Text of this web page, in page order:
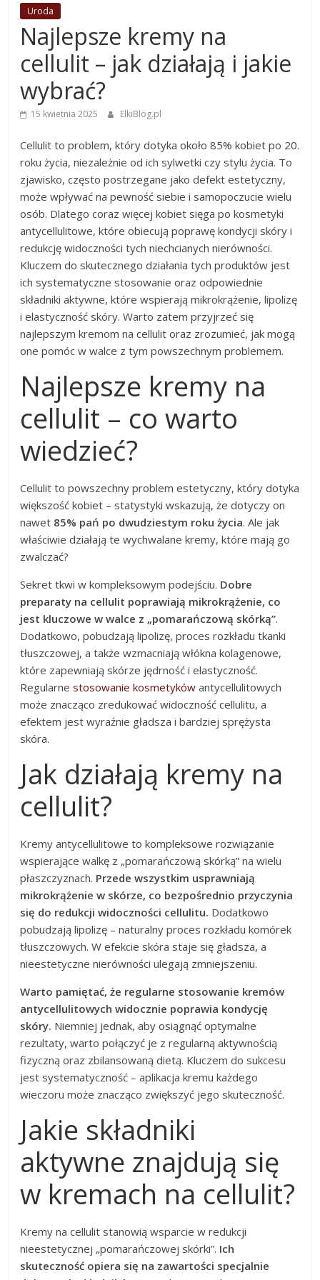
Uroda
Najlepsze kremy na
cellulit – jak działają i jakie
wybrać?
15 kwietnia 2025 ElkiBlog.pl
Cellulit to problem, który dotyka około 85% kobiet po 20.
roku życia, niezależnie od ich sylwetki czy stylu życia. To
zjawisko, często postrzegane jako defekt estetyczny,
może wpływać na pewność siebie i samopoczucie wielu
osób. Dlatego coraz więcej kobiet sięga po kosmetyki
antycellulitowe, które obiecują poprawę kondycji skóry i
redukcję widoczności tych niechcianych nierówności.
Kluczem do skutecznego działania tych produktów jest
ich systematyczne stosowanie oraz odpowiednie
składniki aktywne, które wspierają mikrokrążenie, lipolizę
i elastyczność skóry. Warto zatem przyjrzeć się
najlepszym kremom na cellulit oraz zrozumieć, jak mogą
one pomóc w walce z tym powszechnym problemem.
Najlepsze kremy na
cellulit – co warto
wiedzieć?
Cellulit to powszechny problem estetyczny, który dotyka
większość kobiet – statystyki wskazują, że dotyczy on
nawet 85% pań po dwudziestym roku życia. Ale jak
właściwie działają te wychwalane kremy, które mają go
zwalczać?
Sekret tkwi w kompleksowym podejściu. Dobre
preparaty na cellulit poprawiają mikrokrążenie, co
jest kluczowe w walce z „pomarańczową skórką”.
Dodatkowo, pobudzają lipolizę, proces rozkładu tkanki
tłuszczowej, a także wzmacniają włókna kolagenowe,
które zapewniają skórze jędrność i elastyczność.
Regularnestosowanie kosmetyków antycellulitowych
może znacząco zredukować widoczność cellulitu, a
efektem jest wyraźnie gładsza i bardziej sprężysta
skóra.
Jak działają kremy na
cellulit?
Kremy antycellulitowe to kompleksowe rozwiązanie
wspierające walkę z „pomarańczową skórką” na wielu
płaszczyznach. Przede wszystkim usprawniają
mikrokrążenie w skórze, co bezpośrednio przyczynia
się do redukcji widoczności cellulitu. Dodatkowo
pobudzają lipolizę – naturalny proces rozkładu komórek
tłuszczowych. W efekcie skóra staje się gładsza, a
nieestetyczne nierówności ulegają zmniejszeniu.
Warto pamiętać, że regularne stosowanie kremów
antycellulitowych widocznie poprawia kondycję
skóry. Niemniej jednak, aby osiągnąć optymalne
rezultaty, warto połączyć je z regularną aktywnością
fizyczną oraz zbilansowaną dietą. Kluczem do sukcesu
jest systematyczność – aplikacja kremu każdego
wieczoru może znacząco zwiększyć jego skuteczność.
Jakie składniki
aktywne znajdują się
w kremach na cellulit?
Kremy na cellulit stanowią wsparcie w redukcji
nieestetycznej „pomarańczowej skórki”. Ich
skuteczność opiera się na zawartości specjalnie